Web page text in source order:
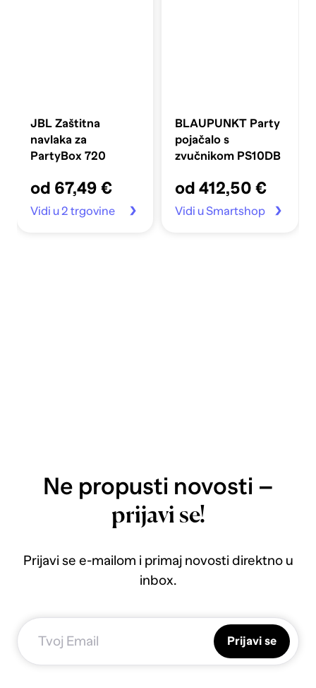
JBL Zaštitna
navlaka za
PartyBox 720
od 67,49 €
Vidi u 2 trgovine
BLAUPUNKT Party
pojačalo s
zvučnikom PS10DB
od 412,50 €
Vidi u Smartshop
Ne propusti novosti –
prijavi se!
Prijavi se e-mailom i primaj novosti direktno u
inbox.
Prijavi se